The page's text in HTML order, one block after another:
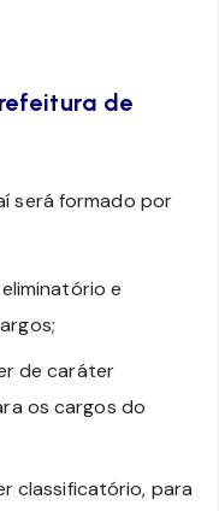
de
será formado por
e
de caráter
os cargos do
classificatório, para